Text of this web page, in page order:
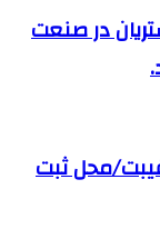
در صنعت
با ۸ سال غیبت/محل ثبت